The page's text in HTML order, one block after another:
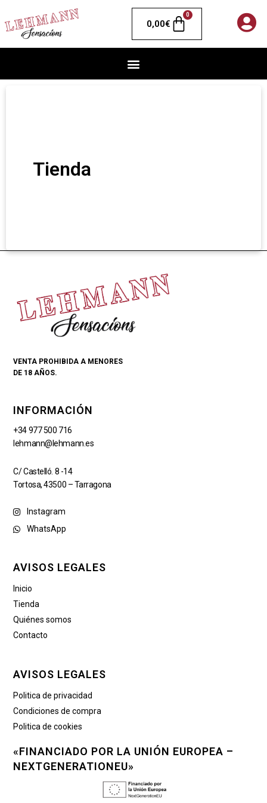
0,00€
0
Tienda
VENTA PROHIBIDA A MENORES
DE 18 AÑOS.
INFORMACIÓN
+34 977 500 716
lehmann@lehmann.es
C/ Castelló. 8 -14
Tortosa, 43500 – Tarragona
Instagram
WhatsApp
AVISOS LEGALES
Inicio
Tienda
Quiénes somos
Contacto
AVISOS LEGALES
Politica de privacidad
Condiciones de compra
Politica de cookies
«FINANCIADO POR LA UNIÓN EUROPEA –
NEXTGENERATIONEU»